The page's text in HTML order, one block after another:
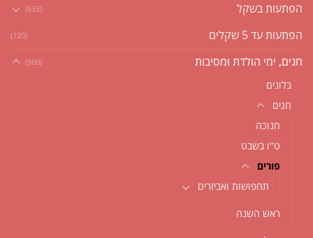
הפתעות בשקל (635)
הפתעות עד 5 שקלים (120)
חגים, ימי הולדת ומסיבות (860)
בלונים
חגים
חנוכה
ט''ו בשבט
פורים
תחפושות ואביזרים
ראש השנה